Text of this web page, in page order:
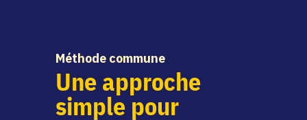
Méthode commune
Une approche
simple pour